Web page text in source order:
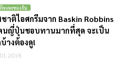
พเดตของกิน
ชาติไอศกรีมจาก Baskin Robbins
นญี่ปุ่นชอบทานมากที่สุด จะเป็น
างต้องดู!